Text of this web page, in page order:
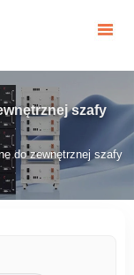
szafy
do zewnętrznej szafy